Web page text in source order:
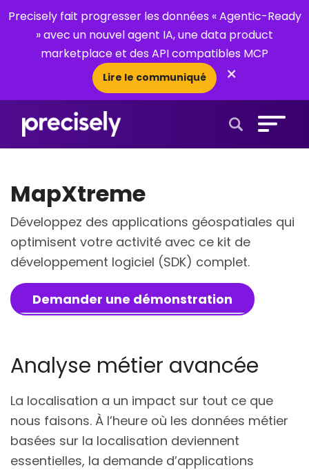
Precisely fait progresser les données « Agentic-Ready
» avec un nouvel agent IA, une data product
marketplace et des API compatibles MCP
Lire le communiqué ×
MapXtreme
Développez des applications géospatiales qui
optimisent votre activité avec ce kit de
développement logiciel (SDK) complet.
Demander une démonstration
Analyse métier avancée
La localisation a un impact sur tout ce que
nous faisons. À l’heure où les données métier
basées sur la localisation deviennent
essentielles, la demande d’applications